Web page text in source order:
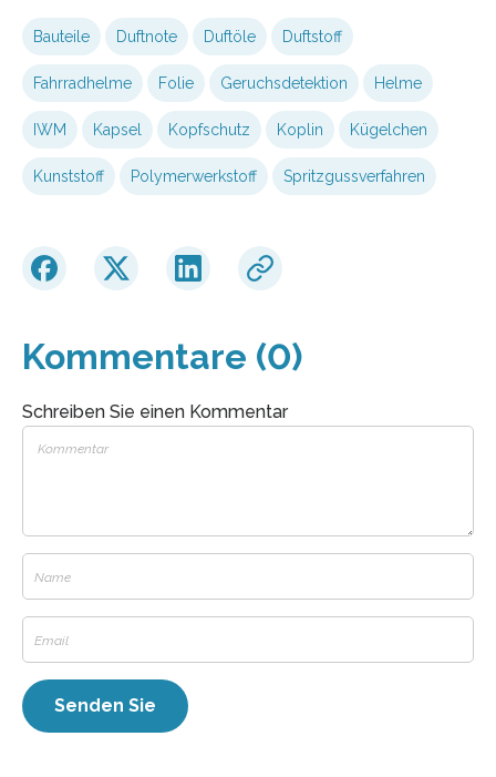
Bauteile Duftnote Duftöle Duftstoff
Fahrradhelme Folie Geruchsdetektion Helme
IWM Kapsel Kopfschutz Koplin Kügelchen
Kunststoff Polymerwerkstoff Spritzgussverfahren
Kommentare (0)
Schreiben Sie einen Kommentar